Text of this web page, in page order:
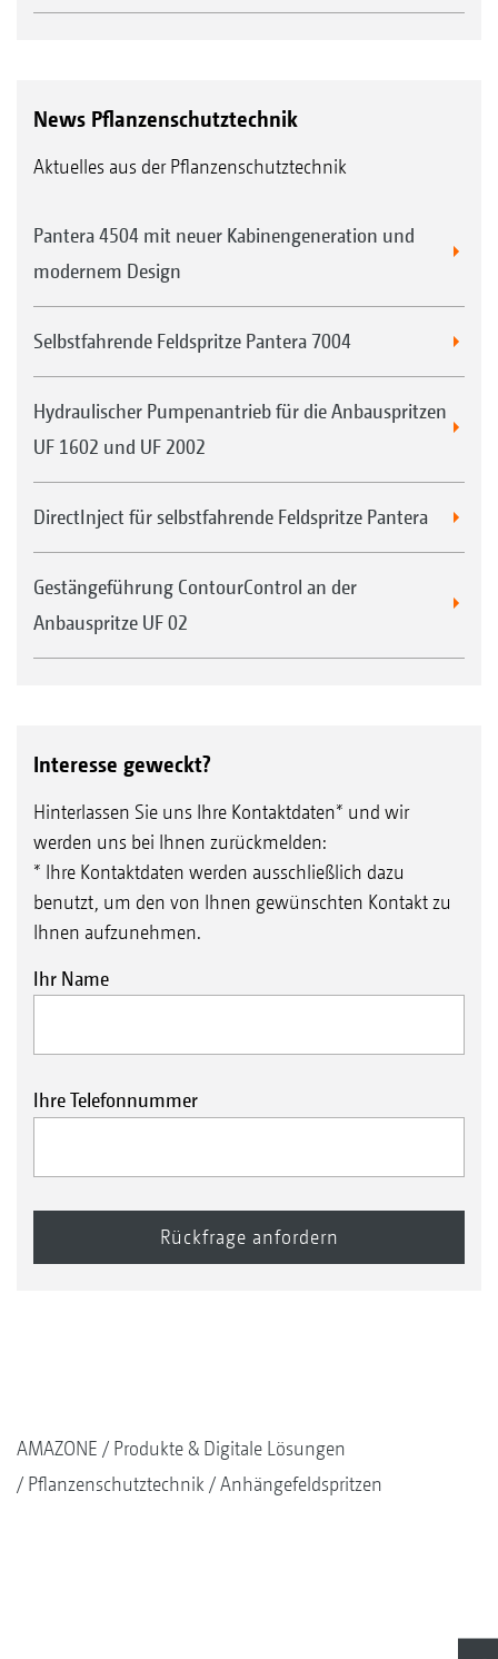
News Pflanzenschutztechnik
Aktuelles aus der Pflanzenschutztechnik
Pantera 4504 mit neuer Kabinengeneration und
modernem Design
Selbstfahrende Feldspritze Pantera 7004
Hydraulischer Pumpenantrieb für die Anbauspritzen
UF 1602 und UF 2002
DirectInject für selbstfahrende Feldspritze Pantera
Gestängeführung ContourControl an der
Anbauspritze UF 02
Interesse geweckt?
Hinterlassen Sie uns Ihre Kontaktdaten* und wir
werden uns bei Ihnen zurückmelden:
* Ihre Kontaktdaten werden ausschließlich dazu
benutzt, um den von Ihnen gewünschten Kontakt zu
Ihnen aufzunehmen.
Ihr Name
Ihre Telefonnummer
AMAZONE
Produkte & Digitale Lösungen
Pflanzenschutztechnik
Anhängefeldspritzen